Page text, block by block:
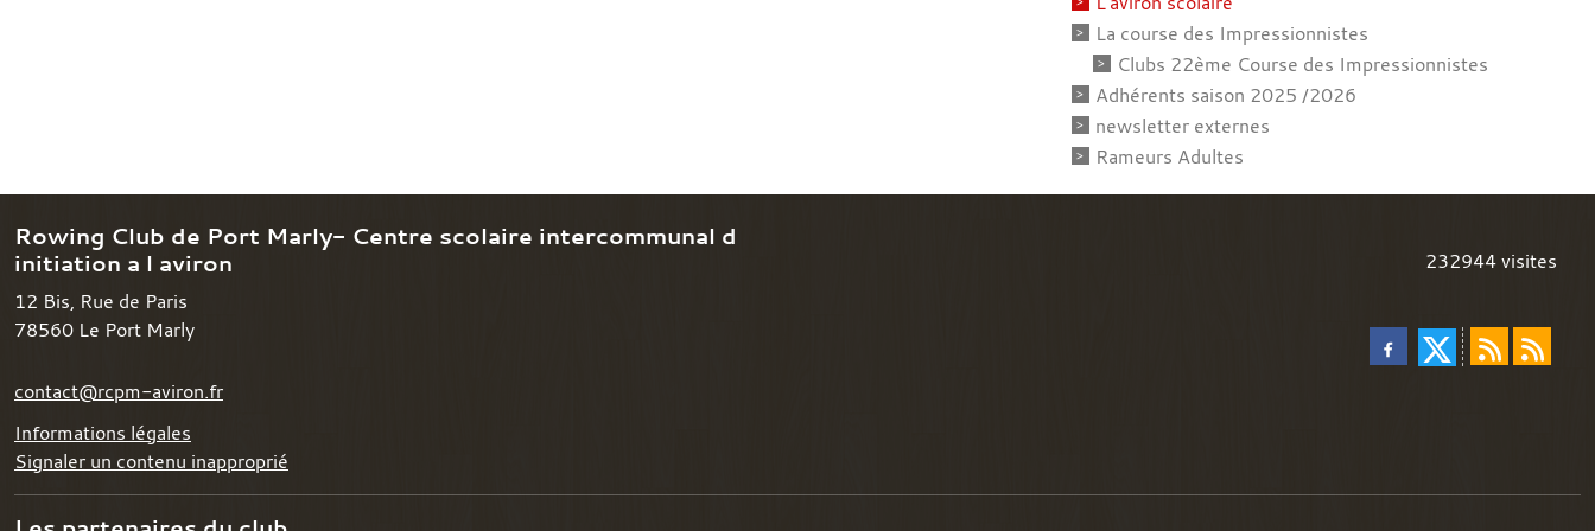
La course des Impressionnistes
Clubs 22ème Course des Impressionnistes
Adhérents saison 2025 /2026
newsletter externes
Rameurs Adultes
Rowing Club de Port Marly- Centre scolaire intercommunal d
initiation a l aviron
12 Bis, Rue de Paris
78560 Le Port Marly
contact@rcpm-aviron.fr
Informations légales
Signaler un contenu inapproprié
232944visites